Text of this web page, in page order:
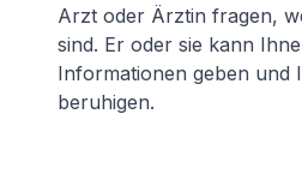
Arzt oder Ärztin fragen,
sind. Er oder sie kann
Informationen geben und
beruhigen.